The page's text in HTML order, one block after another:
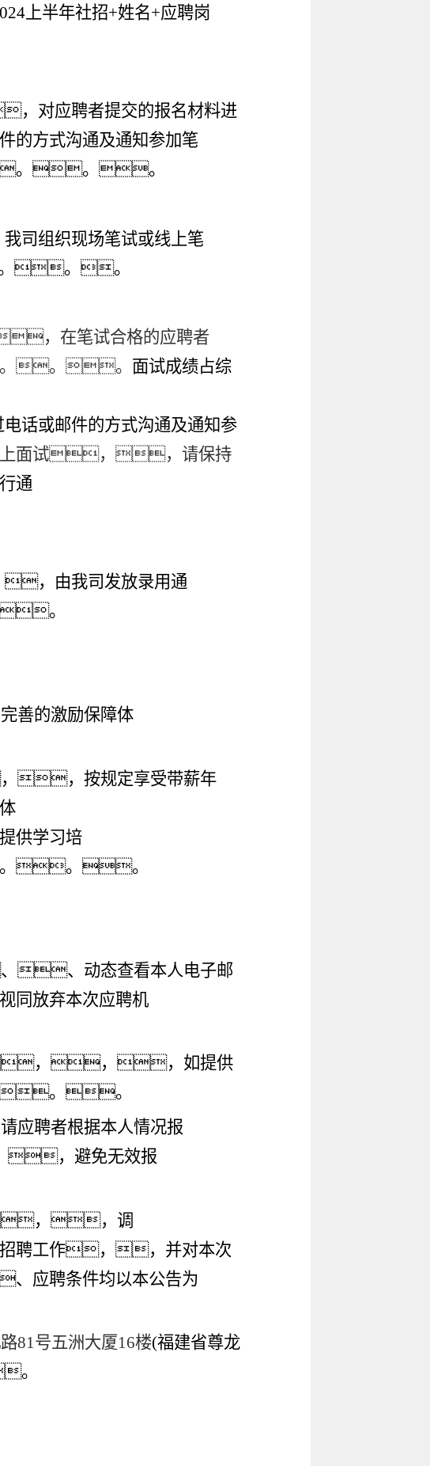
上半年社招+姓名+应聘岗
对应聘者提交的报名材料进
方式沟通及通知参加笔
。。。
组织现场笔试或线上笔
。。
，在笔试合格的应聘者
。。 面试成绩占综
话或邮件的方式沟通及通知参
上面试，，请保持
通
，由我司发放录用通
。
善的激励保障体
，按规定享受带薪年
学习培
。。
、动态查看本人电子邮
放弃本次应聘机
，，，如提供
。。
聘者根据本人情况报
，避免无效报
，，调
工作，，并对本次
应聘条件均以本公告为
81号五洲大厦16楼(福建省尊龙
。